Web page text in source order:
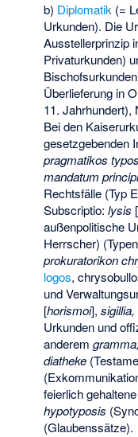
b) Diplomatik(=
Urkunden). Die
Ausstellerprinzip
Privaturkunden)
Überlieferung in
11. Jahrhundert),
Bei den
gesetzgebenden
pragmatikos
mandatum
Rechtsfälle (Typ
Subscriptio: lysis
außenpolitische
Herrscher)
prokuratorikon
logos,
und
[horismoi],
Urkunden und
anderem
diatheke
feierlich gehaltene
hypotyposis
(Glaubenssätze).